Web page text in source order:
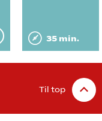
35 min.
Til top